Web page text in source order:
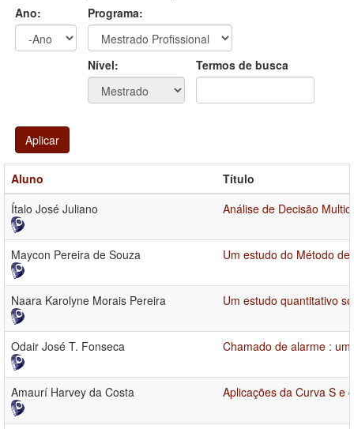
Ano:
Programa:
Nível: Termos de busca
Aplicar
Aluno
Título
Ítalo José Juliano
Análise de Decisão
Maycon Pereira de Souza Um estudo do Método
Naara Karolyne Morais Pereira Um estudo quantitativo
Odair José T. Fonseca Chamado de alarme :
Amaurí Harvey da Costa Aplicações da Curva S e